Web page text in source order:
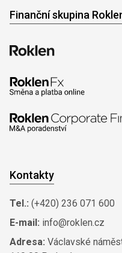
Finanční skupina
Kontakty
Tel.: (+420) 236 071 600
E-mail: info@roklen.cz
Adresa: Václavské